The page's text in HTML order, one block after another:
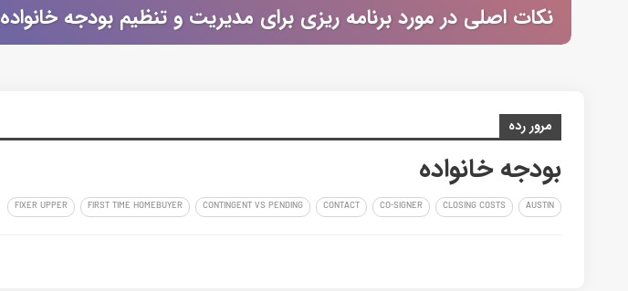
نکات اصلی در مورد برنامه ریزی برای مدیریت و تنظیم بودجه خانواده
مرور رده
بودجه خانواده
AUSTIN
CLOSING COSTS
CO-SIGNER
CONTACT
CONTINGENT VS PENDING
FIRST TIME HOMEBUYER
FIXER UPPER